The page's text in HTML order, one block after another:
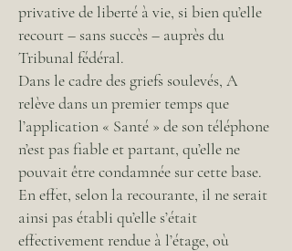
privative de liberté à vie, si bien qu’elle
recourt – sans succès – auprès du
Tribunal fédéral.
Dans le cadre des griefs soulevés, A
relève dans un premier temps que
l’application « Santé » de son téléphone
n’est pas fiable et partant, qu’elle ne
pouvait être condamnée sur cette base.
En effet, selon la recourante, il ne serait
ainsi pas établi qu’elle s’était
effectivement rendue à l’étage, où